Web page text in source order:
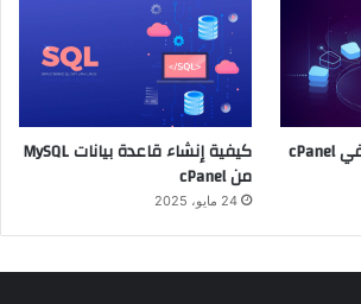
كيفية إنشاء قاعدة بيانات MySQL
من cPanel
24 مايو، 2025